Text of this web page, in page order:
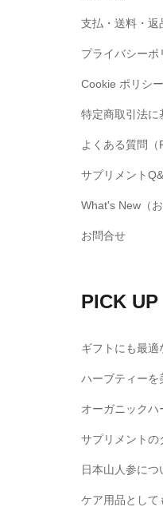
支払・送料・返
プライバシーポ
Cookie ポリシー
特定商取引法に
よくある質問（
サプリメント
What's New（お
お問合せ
PICK UP
ギフトにも最適
ハーブティーを
オーガニックハ
サプリメントの
日本山人参につ
ケア用品として